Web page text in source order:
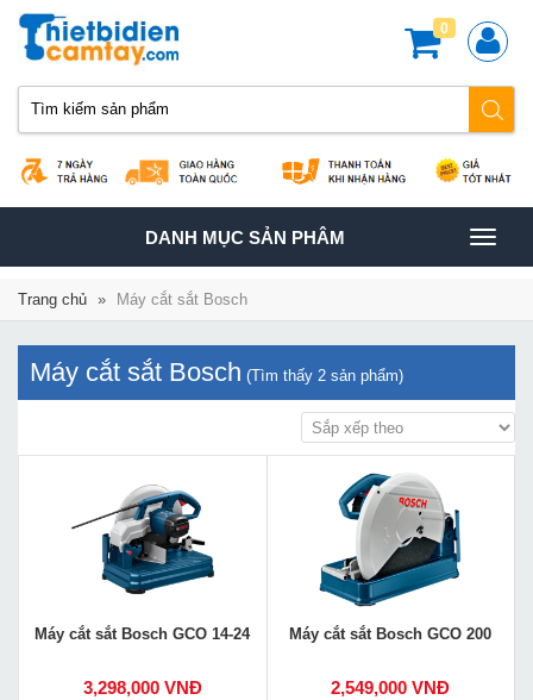
0
TOGGLE
NAVIGATION
DANH MỤC SẢN PHÂM
Trang chủ » Máy cắt sắt Bosch
Máy cắt sắt Bosch (Tìm thấy 2 sản phẩm)
Máy cắt sắt Bosch GCO 14-24
3,298,000 VNĐ
Máy cắt sắt Bosch GCO 200
2,549,000 VNĐ